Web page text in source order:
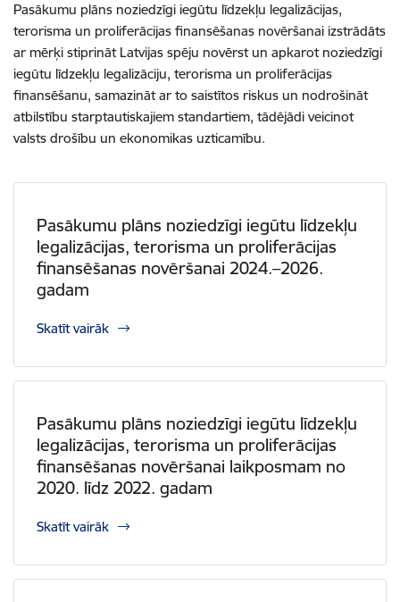
Pasākumu plāns noziedzīgi iegūtu līdzekļu legalizācijas,
terorisma un proliferācijas finansēšanas novēršanai izstrādāts
ar mērķi stiprināt Latvijas spēju novērst un apkarot noziedzīgi
iegūtu līdzekļu legalizāciju, terorisma un proliferācijas
finansēšanu, samazināt ar to saistītos riskus un nodrošināt
atbilstību starptautiskajiem standartiem, tādējādi veicinot
valsts drošību un ekonomikas uzticamību.
Pasākumu plāns noziedzīgi iegūtu līdzekļu
legalizācijas, terorisma un proliferācijas
finansēšanas novēršanai 2024.–2026.
gadam
Skatīt vairāk
Pasākumu plāns noziedzīgi iegūtu līdzekļu
legalizācijas, terorisma un proliferācijas
finansēšanas novēršanai laikposmam no
2020. līdz 2022. gadam
Skatīt vairāk